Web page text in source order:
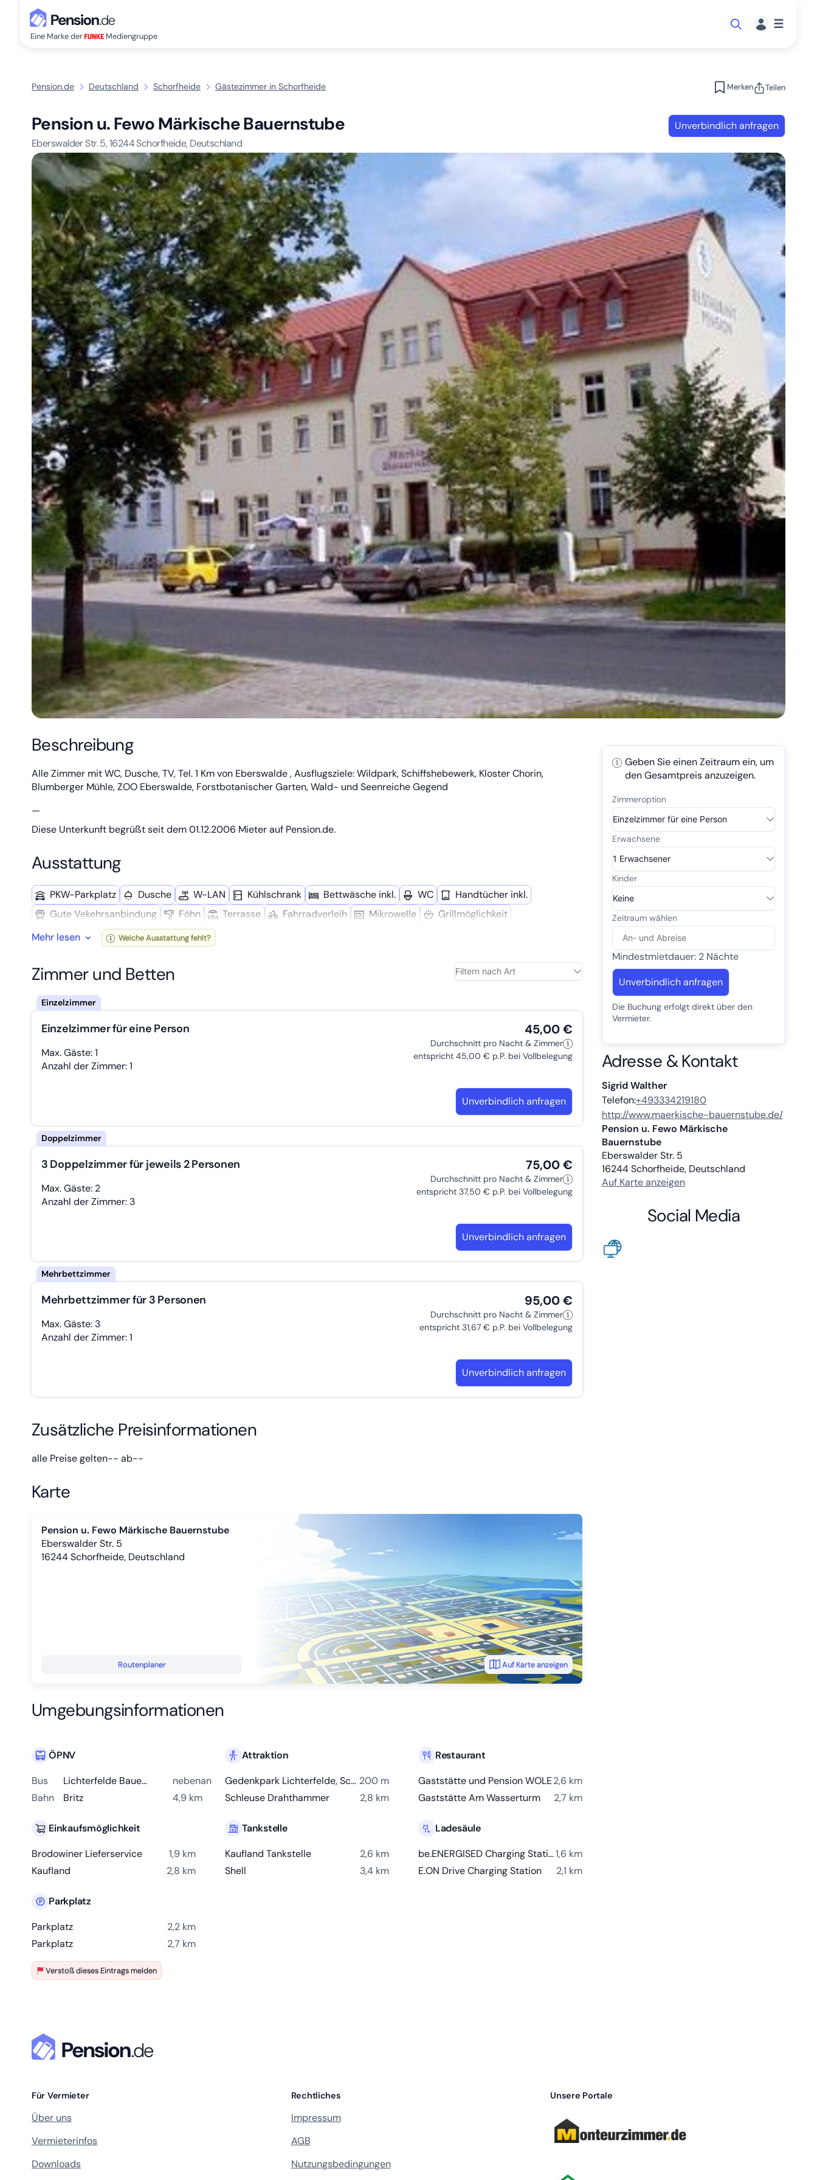
Eine Marke der Mediengruppe
☰
Pension.de Deutschland Schorfheide Gästezimmer in Schorfheide Merken Teilen
Pension u. Fewo Märkische Bauernstube
Eberswalder Str. 5,16244Schorfheide, Deutschland
Unverbindlich anfragen
Beschreibung
Alle Zimmer mit WC, Dusche, TV, Tel. 1 Km von Eberswalde , Ausflugsziele: Wildpark, Schiffshebewerk, Kloster Chorin,
Blumberger Mühle, ZOO Eberswalde, Forstbotanischer Garten, Wald- und Seenreiche Gegend
—
Diese Unterkunft begrüßt seit dem 01.12.2006 Mieter auf Pension.de.
Ausstattung
PKW-Parkplatz Dusche W-LAN Kühl­schrank Bettwäsche inkl. WC
Handtücher inkl.
Gute Vekehrsanbindung
Föhn Terrasse Fahrrad­verleih Mikro­welle
Grillmöglich­keit
Mehr lesen
Welche Ausstattung fehlt?
Zimmer und Betten
Einzelzimmer für eine Person
Max. Gäste: 1
Anzahl der Zimmer: 1
45,00 €
Durchschnitt pro Nacht & Zimmer
entspricht 45,00 € p.P. bei Vollbelegung
Unverbindlich anfragen
3 Doppelzimmer für jeweils 2 Personen
Max. Gäste: 2
Anzahl der Zimmer: 3
75,00 €
Durchschnitt pro Nacht & Zimmer
entspricht 37,50 € p.P. bei Vollbelegung
Unverbindlich anfragen
Mehrbettzimmer für 3 Personen
Max. Gäste: 3
Anzahl der Zimmer: 1
95,00 €
Durchschnitt pro Nacht & Zimmer
entspricht 31,67 € p.P. bei Vollbelegung
Unverbindlich anfragen
Zusätzliche Preisinformationen
alle Preise gelten-- ab--
Karte
Pension u. Fewo Märkische Bauernstube
Eberswalder Str. 5
16244Schorfheide, Deutschland
Routenplaner Auf Karte anzeigen
Umgebungsinformationen
ÖPNV
Bus
Lichterfelde Bauernstube
nebenan
Bahn
Britz 4,9 km
Attraktion
Gedenkpark Lichterfelde, Schorfheide 200 m
Schleuse Drahthammer
2,8 km
Restaurant
Gaststätte und Pension WOLE2,6 km
Gaststätte Am Wasserturm
2,7 km
Einkaufsmöglichkeit
Brodowiner Lieferservice
1,9 km
Kaufland
2,8 km
Tankstelle
Kaufland Tankstelle
2,6 km
Shell
3,4 km
Ladesäule
be.ENERGISED Charging Station1,6 km
E.ON Drive Charging Station
2,1 km
Parkplatz
Parkplatz
2,2 km
Parkplatz
2,7 km
Verstoß dieses Eintrags melden
Geben Sie einen Zeitraum ein, um
den Gesamtpreis anzuzeigen.
Mindestmietdauer: 2 Nächte
Unverbindlich anfragen
Die Buchung erfolgt direkt über den
Vermieter.
Adresse & Kontakt
Sigrid Walther
Telefon:+493334219180
http://www.maerkische-bauernstube.de/
Pension u. Fewo Märkische
Bauernstube
Eberswalder Str. 5
16244Schorfheide, Deutschland
Auf Karte anzeigen
Social Media
Für Vermieter
Über uns
Vermieterinfos
Downloads
Rechtliches
Impressum
AGB
Nutzungsbedingungen
Unsere Portale